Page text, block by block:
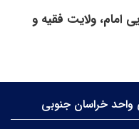
امام، ولایت فقیه و
خراسان جنوبی